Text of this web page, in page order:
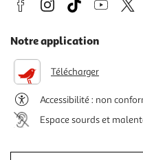
Notre application
Télécharger
Accessibilité : non
Espace sourds et